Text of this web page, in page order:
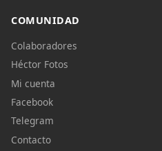
COMUNIDAD
Colaboradores
Héctor Fotos
Mi cuenta
Facebook
Telegram
Contacto